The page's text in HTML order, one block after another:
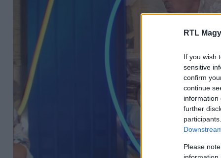
RTL
If you wish
sensitive
confirm
continue
information
further
Please